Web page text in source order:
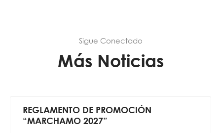
Sigue Conectado
Más Noticias
REGLAMENTO DE PROMOCIÓN
“MARCHAMO 2027”